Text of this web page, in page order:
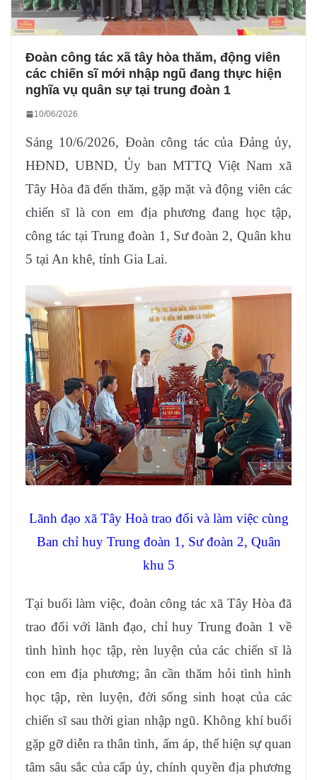
Đoàn công tác xã tây hòa thăm, động viên
các chiến sĩ mới nhập ngũ đang thực hiện
nghĩa vụ quân sự tại trung đoàn 1
10/06/2026
Sáng 10/6/2026, Đoàn công tác của Đảng ủy,
HĐND, UBND, Ủy ban MTTQ Việt Nam xã
Tây Hòa đã đến thăm, gặp mặt và động viên các
chiến sĩ là con em địa phương đang học tập,
công tác tại Trung đoàn 1, Sư đoàn 2, Quân khu
5 tại An khê, tỉnh Gia Lai.
Lãnh đạo xã Tây Hoà trao đổi và làm việc cùng
Ban chỉ huy Trung đoàn 1, Sư đoàn 2, Quân
khu 5
Tại buổi làm việc, đoàn công tác xã Tây Hòa đã
trao đổi với lãnh đạo, chỉ huy Trung đoàn 1 về
tình hình học tập, rèn luyện của các chiến sĩ là
con em địa phương; ân cần thăm hỏi tình hình
học tập, rèn luyện, đời sống sinh hoạt của các
chiến sĩ sau thời gian nhập ngũ. Không khí buổi
gặp gỡ diễn ra thân tình, ấm áp, thể hiện sự quan
tâm sâu sắc của cấp ủy, chính quyền địa phương